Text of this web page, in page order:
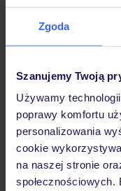
Zgoda
Szanujemy Twoją
Używamy
poprawy komfortu
personalizowania
cookie
na naszej stronie
Pokoje
Wyżywienie